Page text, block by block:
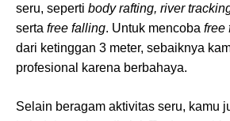
seru, seperti body rafting, river
serta free falling. Untuk mencoba free
dari ketinggan 3 meter, sebaiknya
profesional karena berbahaya.
Selain beragam aktivitas seru, kamu